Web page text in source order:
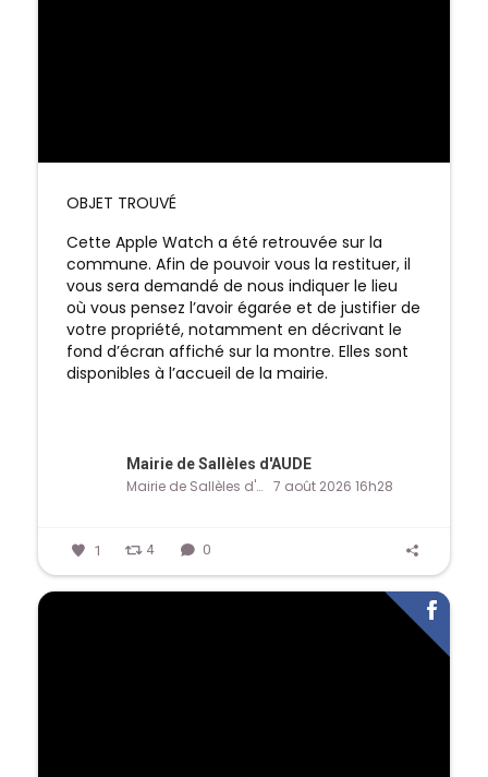
OBJET TROUVÉ
Cette Apple Watch a été retrouvée sur la
commune. Afin de pouvoir vous la restituer, il
vous sera demandé de nous indiquer le lieu
où vous pensez l’avoir égarée et de justifier de
votre propriété, notamment en décrivant le
fond d’écran affiché sur la montre. Elles sont
disponibles à l’accueil de la mairie.
Mairie de Sallèles d'AUDE
Mairie de Sallèles d'AUDE 7 août 2026 16h28
1 4 0